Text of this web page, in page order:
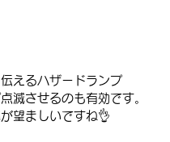
えるハザードランプ
滅させるのも有効です。
望ましいですね👌